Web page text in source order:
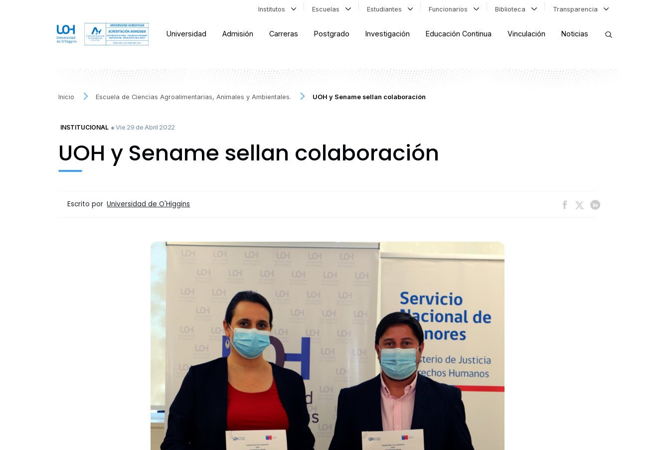
Institutos Escuelas Estudiantes Funcionarios Biblioteca Transparencia
Universidad Admisión Carreras Postgrado Investigación Educación Continua Vinculación Noticias
Inicio Escuela de Ciencias Agroalimentarias, Animales y Ambientales. UOH y Sename sellan colaboración
INSTITUCIONAL ● Vie 29 de Abril 2022
UOH y Sename sellan colaboración
Escrito por Universidad de O'Higgins